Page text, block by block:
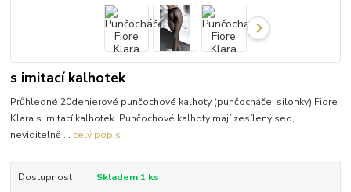
s imitací kalhotek
Průhledné 20denierové punčochové kalhoty (punčocháče, silonky) Fiore
Klara s imitací kalhotek. Punčochové kalhoty mají zesílený sed,
neviditelně ... celý popis
Dostupnost
Skladem 1 ks